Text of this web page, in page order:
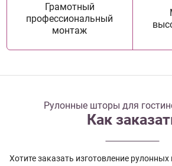
Грамотный
профессиональный
монтаж
Рулонные шторы для
Как
Хотите заказать изготовление